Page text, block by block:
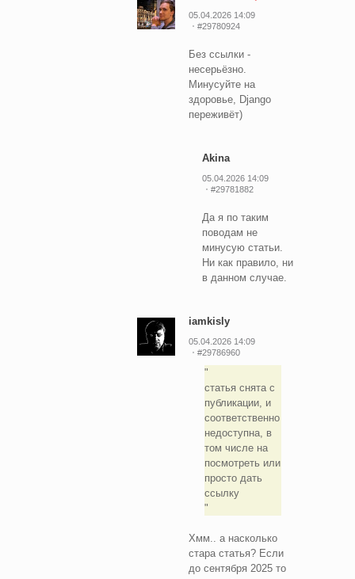
05.04.2026 14:09
#29780924
Без ссылки -
несерьёзно.
Минусуйте на
здоровье, Django
переживёт)
Akina
05.04.2026 14:09
#29781882
Да я по таким
поводам не
минусую статьи.
Ни как правило, ни
в данном случае.
iamkisly
05.04.2026 14:09
#29786960
статья снята с
публикации, и
соответственно
недоступна, в
том числе на
посмотреть или
просто дать
ссылку
Хмм.. а насколько
стара статья? Если
до сентября 2025 то